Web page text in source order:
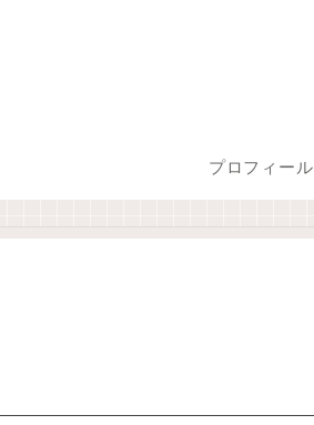
プロフィール